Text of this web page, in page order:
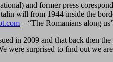
and former press
will from 1944 inside the
– “The Romanians along
in 2009 and that back then
were surprised to find out we